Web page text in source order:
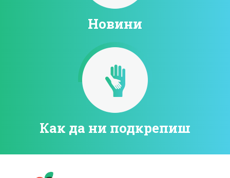
Новини
Как да ни подкрепиш